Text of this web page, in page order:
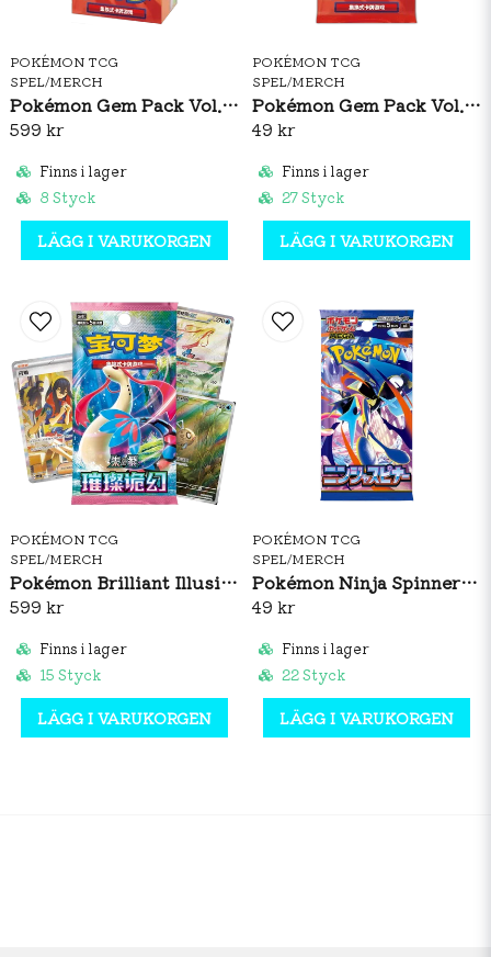
POKÉMON TCG
SPEL/MERCH
Pokémon Gem Pack Vol. 4 Booster Box (S-CH)
599 kr
Finns i lager
8 Styck
LÄGG I VARUKORGEN
POKÉMON TCG
SPEL/MERCH
Pokémon Gem Pack Vol. 4 Booster Pack (S-CH)
49 kr
Finns i lager
27 Styck
LÄGG I VARUKORGEN
POKÉMON TCG
SPEL/MERCH
Pokémon Brilliant Illusions CSV8C Booster Box Slim (S-CH)
599 kr
Finns i lager
15 Styck
LÄGG I VARUKORGEN
POKÉMON TCG
SPEL/MERCH
Pokémon Ninja Spinner Booster Pack (JP)
49 kr
Finns i lager
22 Styck
LÄGG I VARUKORGEN